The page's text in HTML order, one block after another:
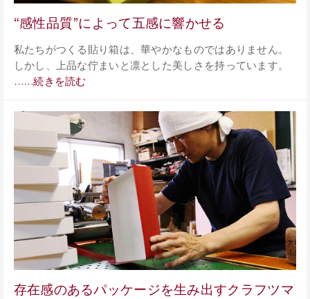
“感性品質”によって五感に響かせる
私たちがつくる貼り箱は、華やかなものではありません。
しかし、上品な佇まいと凛とした美しさを持っています。
……続きを読む
存在感のあるパッケージを生み出すクラフツマ